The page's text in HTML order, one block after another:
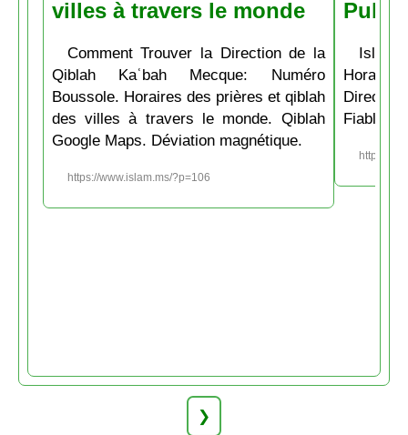
villes à travers le monde
Comment Trouver la Direction de la
Qiblah Kaʿbah Mecque: Numéro
Boussole. Horaires des prières et qiblah
des villes à travers le monde. Qiblah
Google Maps. Déviation magnétique.
https://www.islam.ms/?p=106
Pubs
Fiable et
https://
❯